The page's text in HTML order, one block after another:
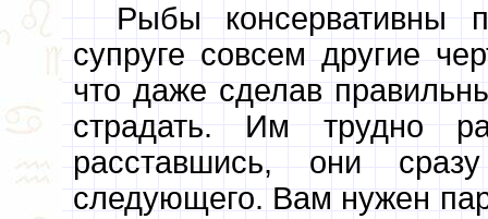
Рыбы
супруге совсем другие
что даже сделав
страдать. Им трудно
расставшись, они
следующего. Вам нужен